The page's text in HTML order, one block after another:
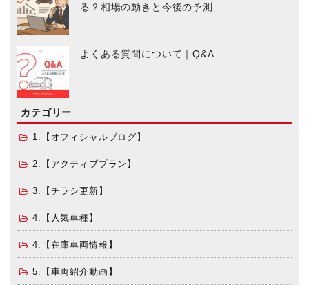
る？相場の動きと今後の予測
よくある質問について｜Q&A
カテゴリー
1.【オフィシャルブログ】
2.【アクティブプラン】
3.【チラシ更新】
4.【人気車種】
4.【在庫車両情報】
5.【車両紹介動画】